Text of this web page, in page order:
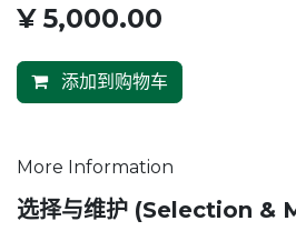
¥ 5,000.00
添加到购物车
More Information
选择与维护 (Selection &